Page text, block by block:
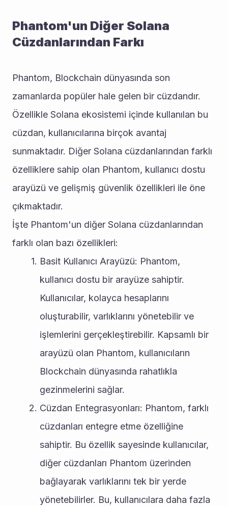
Phantom'un Diğer Solana
Cüzdanlarından Farkı
Phantom, Blockchain dünyasında son
zamanlarda popüler hale gelen bir cüzdandır.
Özellikle Solana ekosistemi içinde kullanılan bu
cüzdan, kullanıcılarına birçok avantaj
sunmaktadır. Diğer Solana cüzdanlarından farklı
özelliklere sahip olan Phantom, kullanıcı dostu
arayüzü ve gelişmiş güvenlik özellikleri ile öne
çıkmaktadır.
İşte Phantom'un diğer Solana cüzdanlarından
farklı olan bazı özellikleri:
Basit Kullanıcı Arayüzü: Phantom,
kullanıcı dostu bir arayüze sahiptir.
Kullanıcılar, kolayca hesaplarını
oluşturabilir, varlıklarını yönetebilir ve
işlemlerini gerçekleştirebilir. Kapsamlı bir
arayüzü olan Phantom, kullanıcıların
Blockchain dünyasında rahatlıkla
gezinmelerini sağlar.
Cüzdan Entegrasyonları: Phantom, farklı
cüzdanları entegre etme özelliğine
sahiptir. Bu özellik sayesinde kullanıcılar,
diğer cüzdanları Phantom üzerinden
bağlayarak varlıklarını tek bir yerde
yönetebilirler. Bu, kullanıcılara daha fazla